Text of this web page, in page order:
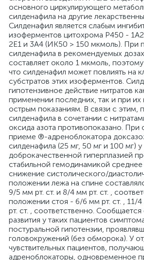
основного циркулирующего
силденафила на другие
Силденафил является слабым
изоферментов цитохрома Р450 -
2Е1 и 3А4 (ИК50 > 150 мкмоль). При
силденафила в рекомендуемых
составляет около 1 мкмоль,
что силденафил может повлиять на
субстратов этих изоферментов.
гипотензивное действие нитратов
применении последних, так и при их
острым показаниям. В связи с этим,
силденафила в сочетании с
оксида азота противопоказано.
приеме ®-адреноблокатора
силденафила (25 мг, 50 мг и 100 мг)
доброкачественной гиперплазией
стабильной гемодинамикой
снижение систолического/
положении лежа на спине
9/5 мм рт. ст. и 8/4 мм рт. ст. ,
положении стоя - 6/6 мм рт. ст. , 11/
рт. ст. , соответственно. Сообщается
развития у таких пациентов
постуральной гипотензии,
головокружений (без обморока). У
чувствительных пациентов,
адреноблокаторы, одновременное